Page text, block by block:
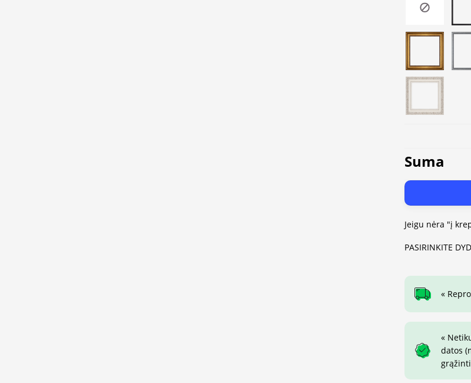
Suma
Jeigu nėra "į
PASIRINKITE
«
«
datos